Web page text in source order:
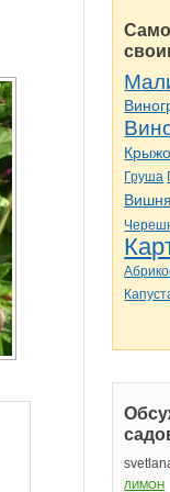
Груша
Вишня
ЛИМОН